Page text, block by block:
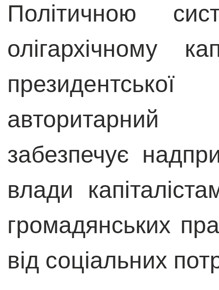
Політичною
олігархічному
забезпечує
влади
громадянських
від соціальних